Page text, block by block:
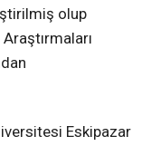
olup
Eskipazar